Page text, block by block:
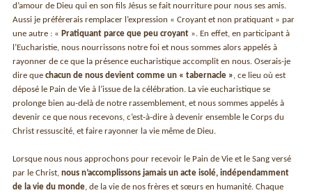
d’amour de Dieu qui en son fils Jésus se fait nourriture pour nous ses amis.
Aussi je préférerais remplacer l’expression « Croyant et non pratiquant » par
une autre : « Pratiquant parce que peu croyant ». En effet, en participant à
l’Eucharistie, nous nourrissons notre foi et nous sommes alors appelés à
rayonner de ce que la présence eucharistique accomplit en nous. Oserais-je
dire quechacun de nous devient comme un « tabernacle » , ce lieu où est
déposé le Pain de Vie à l’issue de la célébration. La vie eucharistique se
prolonge bien au-delà de notre rassemblement, et nous sommes appelés à
devenir ce que nous recevons, c’est-à-dire à devenir ensemble le Corps du
Christ ressuscité, et faire rayonner la vie même de Dieu.
Lorsque nous nous approchons pour recevoir le Pain de Vie et le Sang versé
par le Christ,nous n’accomplissons jamais un acte isolé, indépendamment
de la vie du monde , de la vie de nos frères et sœurs en humanité. Chaque